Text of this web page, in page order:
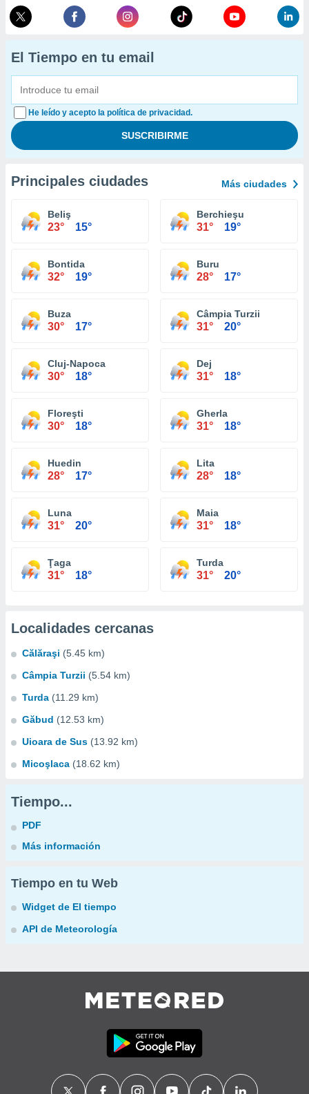
El Tiempo en tu email
He leído y acepto la política de privacidad.
Principales ciudades Más ciudades
Beliş
23° 15°
Berchieşu
31° 19°
Bontida
32° 19°
Buru
28° 17°
Buza
30° 17°
Câmpia Turzii
31° 20°
Cluj-Napoca
30° 18°
Dej
31° 18°
Floreşti
30° 18°
Gherla
31° 18°
Huedin
28° 17°
Lita
28° 18°
Luna
31° 20°
Maia
31° 18°
Ţaga
31° 18°
Turda
31° 20°
Localidades cercanas
Călăraşi (5.45 km)
Câmpia Turzii (5.54 km)
Turda (11.29 km)
Găbud (12.53 km)
Uioara de Sus (13.92 km)
Micoşlaca (18.62 km)
Tiempo...
PDF
Más información
Tiempo en tu Web
Widget de El tiempo
API de Meteorología